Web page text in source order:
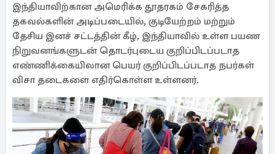
இந்தியாவிற்கான அமெரிக்க தூதரகம் சேகரித்த
தகவல்களின் அடிப்படையில், குடியேற்றம் மற்றும்
தேசிய இனச் சட்டத்தின் கீழ், இந்தியாவில் உள்ள பயண
நிறுவனங்களுடன் தொடர்புடைய குறிப்பிடப்படாத
எண்ணிக்கையிலான பெயர் குறிப்பிடப்படாத நபர்கள்
விசா தடைகளை எதிர்கொள்ள உள்ளனர்.